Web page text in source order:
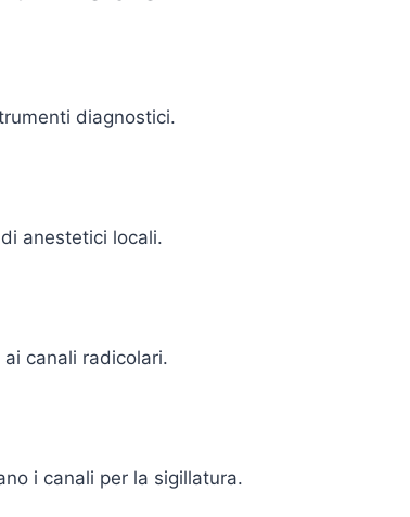
diagnostici.
anestetici locali.
ai canali radicolari.
i canali per la sigillatura.